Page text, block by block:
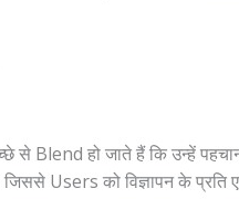
हो जाते हैं कि उन्हें
Users को विज्ञापन के